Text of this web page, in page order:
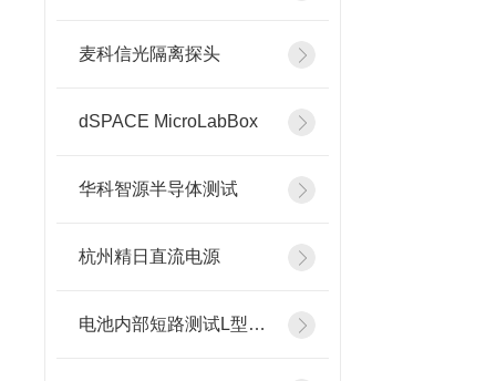
麦科信光隔离探头
dSPACE MicroLabBox
华科智源半导体测试
杭州精日直流电源
电池内部短路测试L型镍片